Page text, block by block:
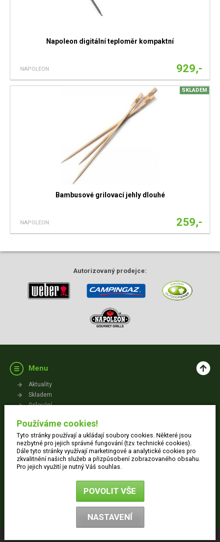
Napoleon digitální teploměr kompaktní
NAPOLEON 929,-
SKLADEM
Bambusové grilovací jehly dlouhé
NAPOLEON 259,-
Autorizovaný prodejce:
Menu
Aktuality
Skladem
Grilování
Kontakt
Vše o nákupu
Jak nakupovat
Obchodní podmínky
Dodací informace
Ochrana osobních údajů
Používáme cookies!
Tyto stránky používají a ukládají soubory cookies. Některé jsou
nezbytné pro jejich správné fungování (tzv. technické cookies).
Dále tyto stránky využívají marketingové a analytické cookies pro
zkvalitnění našich služeb a přizpůsobení zobrazovaného obsahu.
Pro jejich využití je nutný Váš souhlas.
POVOLIT VŠE
NASTAVENÍ